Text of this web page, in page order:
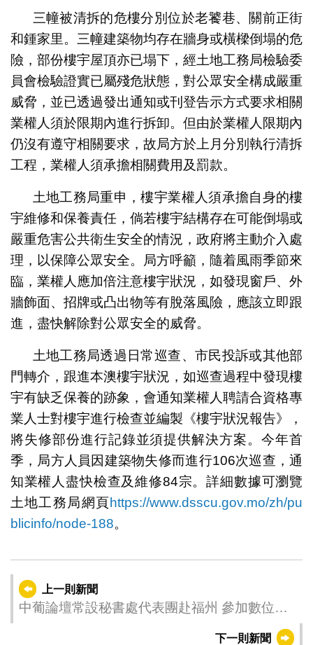
三幢被清拆的危樓分別位於老饕巷、關前正街
和鍾家里。三幢建築物均存在牆身或橫樑倒塌的危
險，部份樓宇屋頂亦已塌下，經土地工務局檢驗委
員會檢驗證實已屬殘危狀態，對公眾安全構成嚴重
威脅，並已透過發出通知或刊登告示方式要求相關
業權人須於限期內進行拆卸。但由於業權人限期內
仍沒有遵守相關要求，故局方於上月分別執行清拆
工程，業權人須承擔相關費用及罰款。
土地工務局重申，樓宇業權人須承擔自身的樓
宇維修和保養責任，倘若樓宇結構存在可能倒塌或
嚴重危害公共衛生安全的情況，政府將主動介入處
理，以保障公眾安全。局方呼籲，隨着風雨季節來
臨，業權人應加倍注意樓宇狀況，如發現窗戶、外
牆飾面、招牌或凸出物等有脫落風險，應該立即跟
進，盡快解除對公眾安全的威脅。
土地工務局透過日常巡查、市民投訴或其他部
門轉介，跟進本澳樓宇狀況，如巡查過程中發現樓
宇有缺乏保養的跡象，會通知業權人聘請合資格專
業人士對樓宇進行檢查並編製《樓宇狀況報告》，
將失修部份進行記錄並須提供解決方案。今年首
季，局方人員因建築物失修而進行106次巡查，通
知業權人盡快檢查及維修84宗。詳細數據可瀏覽
土地工務局網頁https://www.dsscu.gov.mo/zh/pu
blicinfo/node-188。
上一則新聞
中葡論壇常設秘書處代表團赴福州 參加數位中
下一則新聞